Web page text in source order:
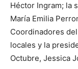
Héctor Ingram; la
María Emilia
Coordinadores
locales y la
Octubre, Jessica